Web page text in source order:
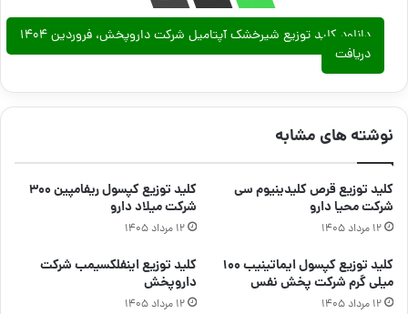
دانلود کلید توزیع شیرخشک آپتامیل شرکت داروپخش، فروردین ۱۴۰۴
دریافت
نوشته های مشابه
کلید توزیع قرص کلیدینیوم سی
شرکت محیا دارو
۱۲ مرداد ۱۴۰۵
کلید توزیع کپسول ریفامپین ۳۰۰
شرکت میلاد دارو
۱۲ مرداد ۱۴۰۵
کلید توزیع کپسول ایماتینیب ۱۰۰
میلی گرم شرکت پخش نفس
۱۲ مرداد ۱۴۰۵
کلید توزیع اینفلکسیمب شرکت
داروپخش
۱۲ مرداد ۱۴۰۵